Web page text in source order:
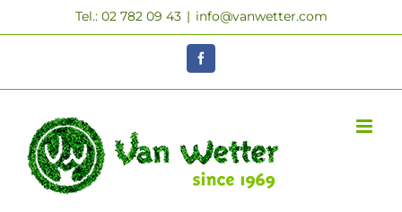
to
Tel.: 02 782 09 43 | info@vanwetter.com
Facebook